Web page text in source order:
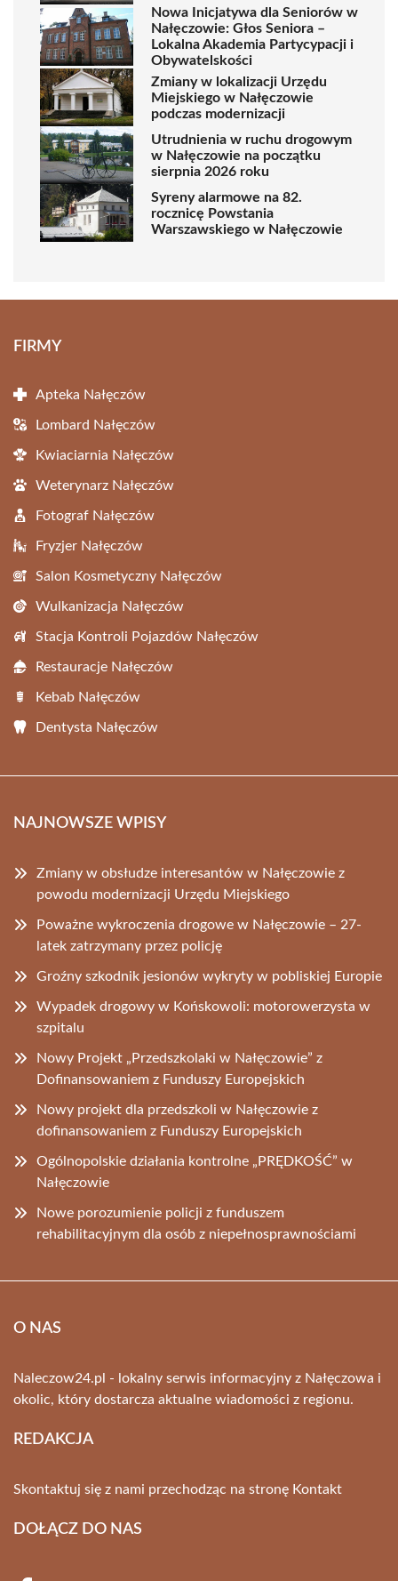
Nowa Inicjatywa dla Seniorów w
Nałęczowie: Głos Seniora –
Lokalna Akademia Partycypacji i
Obywatelskości
Zmiany w lokalizacji Urzędu
Miejskiego w Nałęczowie
podczas modernizacji
Utrudnienia w ruchu drogowym
w Nałęczowie na początku
sierpnia 2026 roku
Syreny alarmowe na 82.
rocznicę Powstania
Warszawskiego w Nałęczowie
FIRMY
Apteka Nałęczów
Lombard Nałęczów
Kwiaciarnia Nałęczów
Weterynarz Nałęczów
Fotograf Nałęczów
Fryzjer Nałęczów
Salon Kosmetyczny Nałęczów
Wulkanizacja Nałęczów
Stacja Kontroli Pojazdów Nałęczów
Restauracje Nałęczów
Kebab Nałęczów
Dentysta Nałęczów
NAJNOWSZE WPISY
Zmiany w obsłudze interesantów w Nałęczowie z
powodu modernizacji Urzędu Miejskiego
Poważne wykroczenia drogowe w Nałęczowie – 27-
latek zatrzymany przez policję
Groźny szkodnik jesionów wykryty w pobliskiej Europie
Wypadek drogowy w Końskowoli: motorowerzysta w
szpitalu
Nowy Projekt „Przedszkolaki w Nałęczowie” z
Dofinansowaniem z Funduszy Europejskich
Nowy projekt dla przedszkoli w Nałęczowie z
dofinansowaniem z Funduszy Europejskich
Ogólnopolskie działania kontrolne „PRĘDKOŚĆ” w
Nałęczowie
Nowe porozumienie policji z funduszem
rehabilitacyjnym dla osób z niepełnosprawnościami
O NAS
Naleczow24.pl - lokalny serwis informacyjny z Nałęczowa i
okolic, który dostarcza aktualne wiadomości z regionu.
REDAKCJA
Skontaktuj się z nami przechodząc na stronę Kontakt
DOŁĄCZ DO NAS